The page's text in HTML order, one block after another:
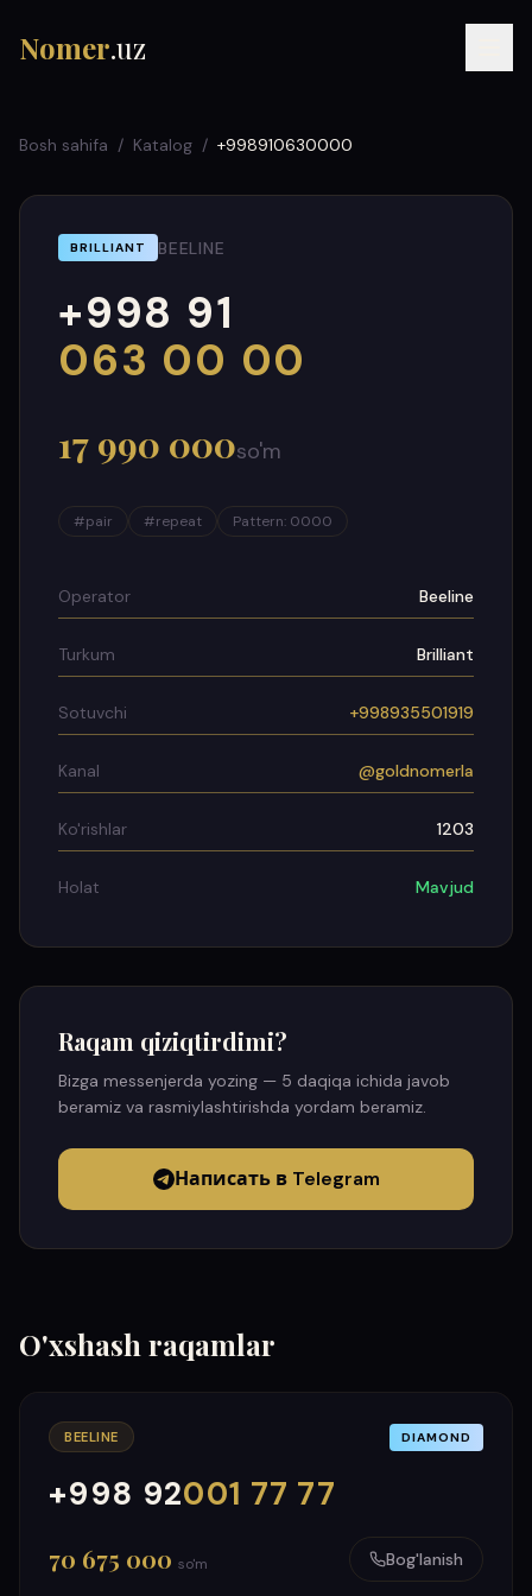
Nomer.uz
UZ УЗ
Bosh sahifa / Katalog / +998910630000
BRILLIANT BEELINE
+998 91
063 00 00
000
999
17 990 000so'm
#pair #repeat Pattern: 0000
Operator Beeline
Turkum Brilliant
Sotuvchi +998935501919
Kanal @goldnomerla
Ko'rishlar 1203
Holat Mavjud
Raqam qiziqtirdimi?
Bizga messenjerda yozing — 5 daqiqa ichida javob
beramiz va rasmiylashtirishda yordam beramiz.
Написать в Telegram
O'xshash raqamlar
BEELINE DIAMOND
+998 92001 77 77
000
999
70 675 000 so'm Bog'lanish